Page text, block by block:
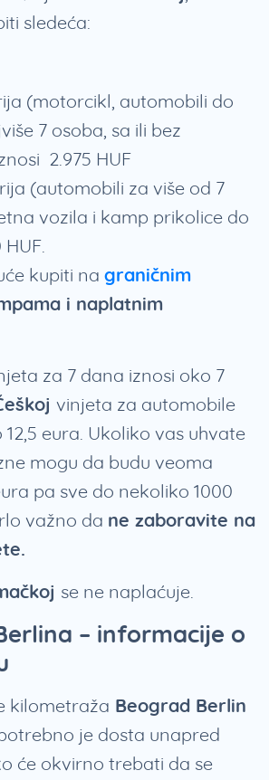
sledeća:
(motorcikl, automobili do
7 osoba, sa ili bez
2.975 HUF
(automobili za više od 7
vozila i kamp prikolice do
HUF.
kupiti na graničnim
i naplatnim
za 7 dana iznosi oko 7
vinjeta za automobile
eura. Ukoliko vas uhvate
mogu da budu veoma
pa sve do nekoliko 1000
važno da ne zaboravite na
se ne naplaćuje.
– informacije o
kilometraža Beograd Berlin
je dosta unapred
će okvirno trebati da se